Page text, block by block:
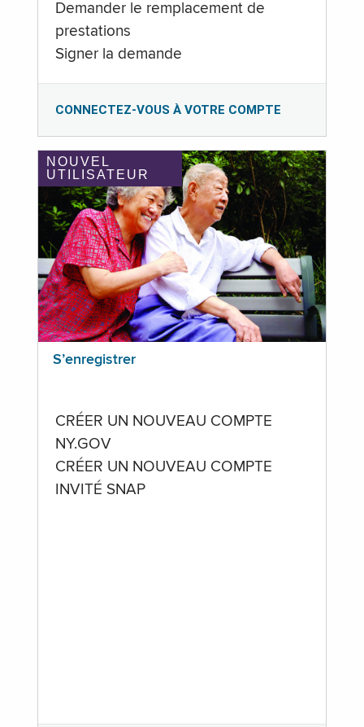
Demander le remplacement de
prestations
Signer la demande
CONNECTEZ-VOUS À VOTRE COMPTE
NOUVEL
UTILISATEUR
S’enregistrer
CRÉER UN NOUVEAU COMPTE
NY.GOV
CRÉER UN NOUVEAU COMPTE
INVITÉ SNAP